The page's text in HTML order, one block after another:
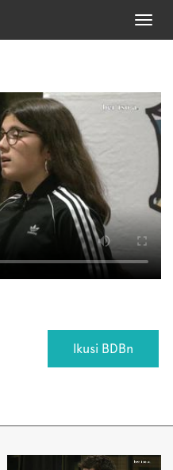
Ikusi BDBn